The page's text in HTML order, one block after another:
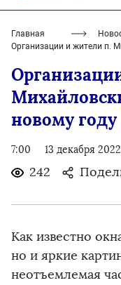
Главная
Организации и жители п.
новому году
7:00 13 декабря 2022
242
Как известно
но и яркие
неотъемлемая